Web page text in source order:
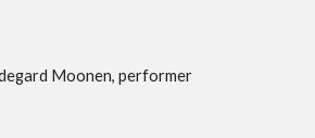
Moonen, performer